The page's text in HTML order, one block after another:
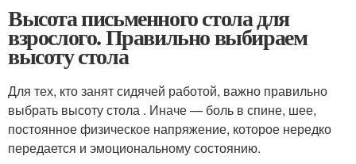
Высота письменного стола для
взрослого. Правильно выбираем
высоту стола
Для тех, кто занят сидячей работой, важно правильно
выбрать высоту стола . Иначе — боль в спине, шее,
постоянное физическое напряжение, которое нередко
передается и эмоциональному состоянию.